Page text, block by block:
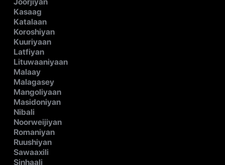
Kasaag
Katalaan
Koroshiyan
Kuuriyaan
Latfiyan
Lituwaaniyaan
Malaay
Malagasey
Mangoliyaan
Masidoniyan
Nibali
Noorweijiyan
Romaniyan
Ruushiyan
Sawaaxili
Sinhaali